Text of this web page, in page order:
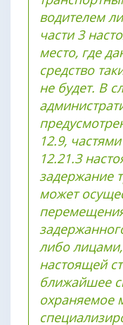
водителем
части 3
место, где
средство
не будет. В
12.9,
12.21.3
задержание
может
либо
настоящей
ближайшее
охраняемое